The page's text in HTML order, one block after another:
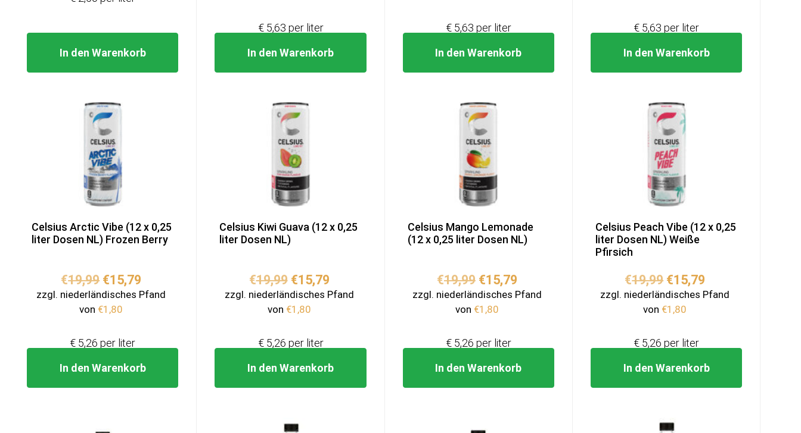
In den Warenkorb In den Warenkorb
€ 5,63 per liter
In den Warenkorb
€ 5,63 per liter
In den Warenkorb
€ 5,63 per liter
Celsius Arctic Vibe (12 x 0,25
liter Dosen NL) Frozen Berry
€19,99 Ursprünglicher
Preis
war:
€15,79
Preis
zzgl. niederländisches Pfand
von €1,80
In den Warenkorb
€ 5,26 per liter
Celsius Kiwi Guava (12 x 0,25
liter Dosen NL)
€19,99 Ursprünglicher
Preis
war:
€15,79Aktueller
Preis
zzgl. niederländisches Pfand
von €1,80
In den Warenkorb
€ 5,26 per liter
Celsius Mango Lemonade
(12 x 0,25 liter Dosen NL)
€19,99 Ursprünglicher
Preis
war:
€15,79Aktueller
Preis
zzgl. niederländisches Pfand
von €1,80
In den Warenkorb
€ 5,26 per liter
Celsius Peach Vibe (12 x 0,25
liter Dosen NL) Weiße
Pfirsich
€19,99 Ursprünglicher
Preis
war:
€15,79
Preis
zzgl. niederländisches Pfand
von €1,80
In den Warenkorb
€ 5,26 per liter